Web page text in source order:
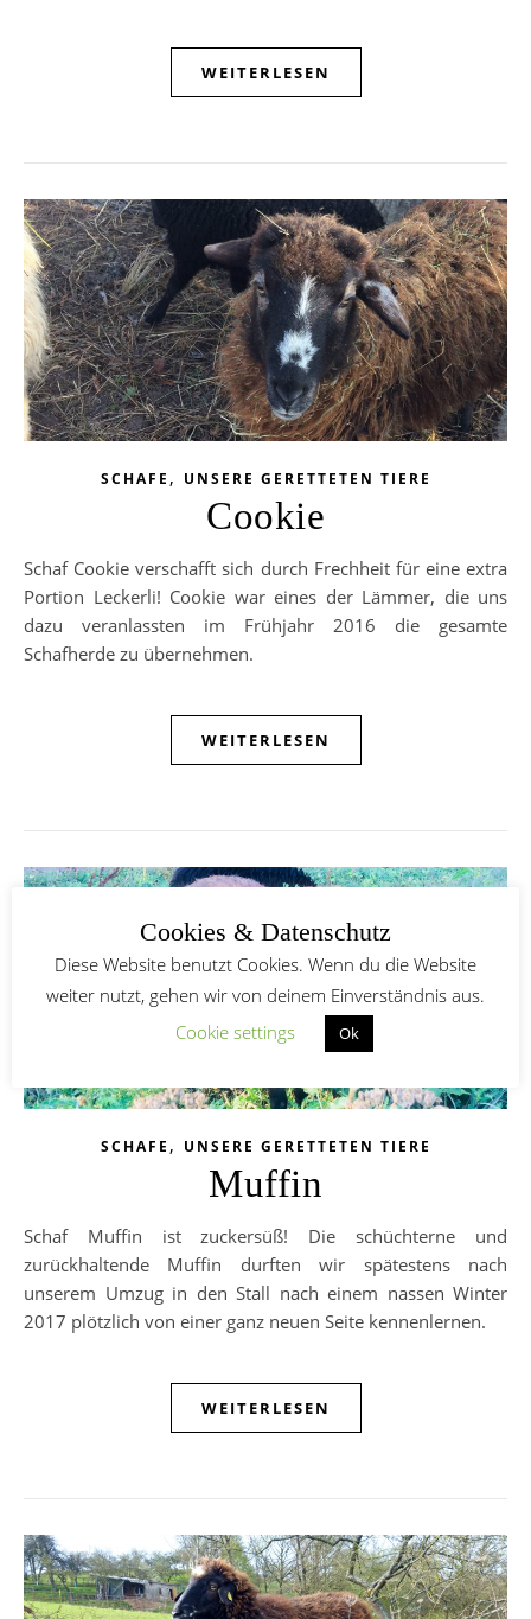
WEITERLESEN
SCHAFE , UNSERE GERETTETEN TIERE
Cookie
Schaf Cookie verschafft sich durch Frechheit für eine extra
Portion Leckerli! Cookie war eines der Lämmer, die uns
dazu veranlassten im Frühjahr 2016 die gesamte
Schafherde zu übernehmen.
WEITERLESEN
SCHAFE , UNSERE GERETTETEN TIERE
Muffin
Schaf Muffin ist zuckersüß! Die schüchterne und
zurückhaltende Muffin durften wir spätestens nach
unserem Umzug in den Stall nach einem nassen Winter
2017 plötzlich von einer ganz neuen Seite kennenlernen.
WEITERLESEN
Cookies & Datenschutz
Diese Website benutzt Cookies. Wenn du die Website
weiter nutzt, gehen wir von deinem Einverständnis aus.
Cookie settings
Ok